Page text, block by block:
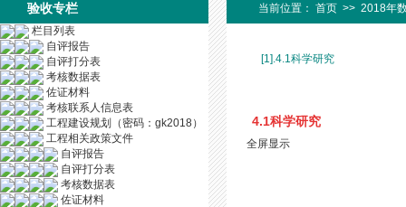
验收专栏
栏目列表
自评报告
自评打分表
考核数据表
佐证材料
考核联系人信息表
工程建设规划（密码：gk2018）
工程相关政策文件
自评报告
自评打分表
考核数据表
佐证材料
当前位置： 首页 >> 2018年
[1].4.1科学研究
4.1科学研究
全屏显示